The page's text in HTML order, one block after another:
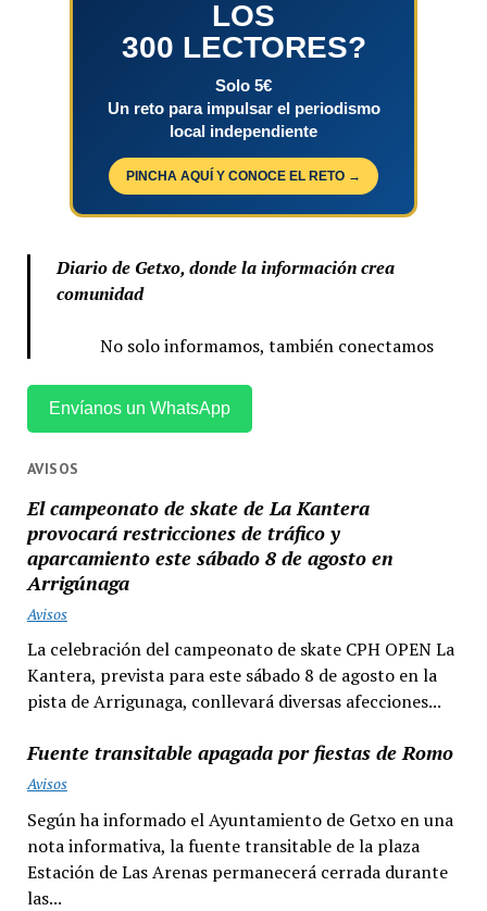
LOS
300 LECTORES?
Solo 5€
Un reto para impulsar el periodismo
local independiente
PINCHA AQUÍ Y CONOCE EL RETO →
Diario de Getxo, donde la información crea
comunidad
No solo informamos, también conectamos
Envíanos un WhatsApp
AVISOS
El campeonato de skate de La Kantera
provocará restricciones de tráfico y
aparcamiento este sábado 8 de agosto en
Arrigúnaga
Avisos
La celebración del campeonato de skate CPH OPEN La
Kantera, prevista para este sábado 8 de agosto en la
pista de Arrigunaga, conllevará diversas afecciones...
Fuente transitable apagada por fiestas de Romo
Avisos
Según ha informado el Ayuntamiento de Getxo en una
nota informativa, la fuente transitable de la plaza
Estación de Las Arenas permanecerá cerrada durante
las...